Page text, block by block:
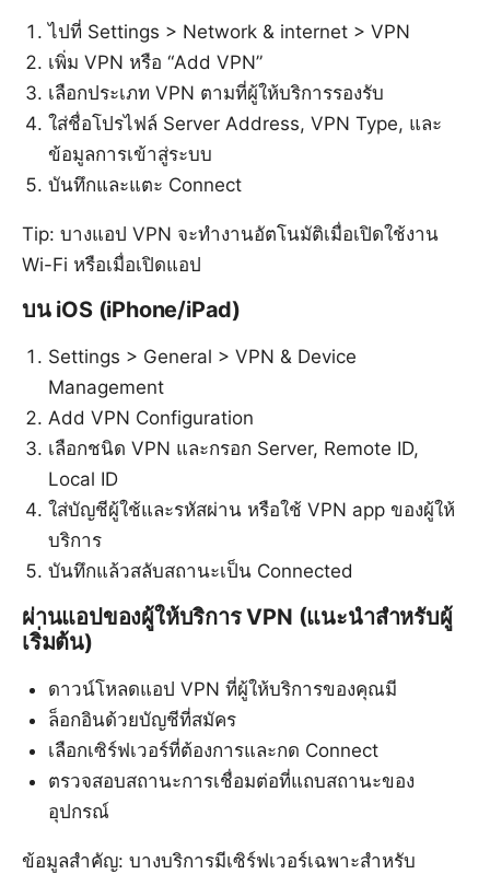
ไปที่ Settings > Network & internet > VPN
เพิ่ม VPN หรือ “Add VPN”
เลือกประเภท VPN ตามที่ผู้ให้บริการรองรับ
ใส่ชื่อโปรไฟล์ Server Address, VPN Type, และ
ข้อมูลการเข้าสู่ระบบ
บันทึกและแตะ Connect
Tip: บางแอป VPN จะทำงานอัตโนมัติเมื่อเปิดใช้งาน
Wi-Fi หรือเมื่อเปิดแอป
บน iOS (iPhone/iPad)
Settings > General > VPN & Device
Management
Add VPN Configuration
เลือกชนิด VPN และกรอก Server, Remote ID,
Local ID
ใส่บัญชีผู้ใช้และรหัสผ่าน หรือใช้ VPN app ของผู้ให้
บริการ
บันทึกแล้วสลับสถานะเป็น Connected
ผ่านแอปของผู้ให้บริการ VPN (แนะนำสำหรับผู้
เริ่มต้น)
ดาวน์โหลดแอป VPN ที่ผู้ให้บริการของคุณมี
ล็อกอินด้วยบัญชีที่สมัคร
เลือกเซิร์ฟเวอร์ที่ต้องการและกด Connect
ตรวจสอบสถานะการเชื่อมต่อที่แถบสถานะของ
อุปกรณ์
ข้อมูลสำคัญ: บางบริการมีเซิร์ฟเวอร์เฉพาะสำหรับ